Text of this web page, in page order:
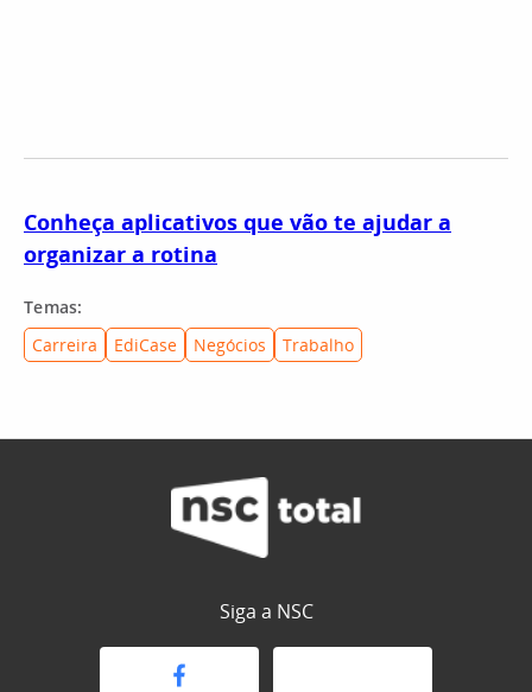
Conheça aplicativos que vão te ajudar a
organizar a rotina
Temas:
Carreira
EdiCase Negócios Trabalho
Siga a NSC